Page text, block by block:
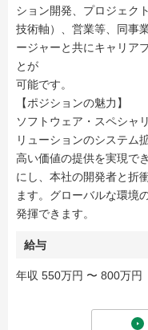
ション開発、プロジェク
技術軸）、営業等、同事
ージャーと共にキャリア
とが
可能です。
【ポジションの魅力】
ソフトウェア・スペシャ
リューションのシステム
高い価値の提供を実現で
にし、本社の開発者と折
ます。グローバルな環境
発揮できます。
給与
年収 550万円 〜 800万円